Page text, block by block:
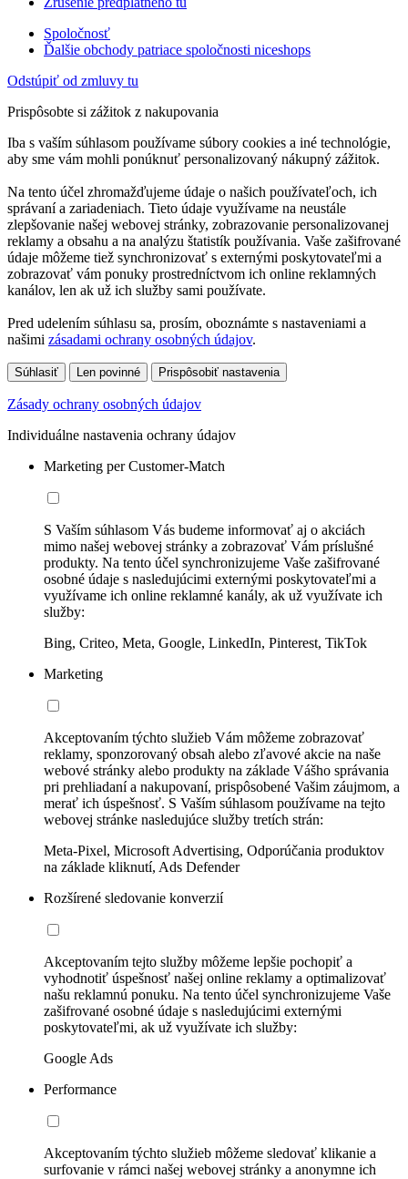
Spoločnosť
Ďalšie obchody patriace spoločnosti niceshops
Odstúpiť od zmluvy tu
Prispôsobte si zážitok z nakupovania
Iba s vaším súhlasom používame súbory cookies a iné technológie,
aby sme vám mohli ponúknuť personalizovaný nákupný zážitok.
Na tento účel zhromažďujeme údaje o našich používateľoch, ich
správaní a zariadeniach. Tieto údaje využívame na neustále
zlepšovanie našej webovej stránky, zobrazovanie personalizovanej
reklamy a obsahu a na analýzu štatistík používania. Vaše zašifrované
údaje môžeme tiež synchronizovať s externými poskytovateľmi a
zobrazovať vám ponuky prostredníctvom ich online reklamných
kanálov, len ak už ich služby sami používate.
Pred udelením súhlasu sa, prosím, oboznámte s nastaveniami a
našimi zásadami ochrany osobných údajov.
Súhlasiť Len povinné Prispôsobiť nastavenia
Zásady ochrany osobných údajov
Individuálne nastavenia ochrany údajov
Marketing per Customer-Match
S Vaším súhlasom Vás budeme informovať aj o akciách
mimo našej webovej stránky a zobrazovať Vám príslušné
produkty. Na tento účel synchronizujeme Vaše zašifrované
osobné údaje s nasledujúcimi externými poskytovateľmi a
využívame ich online reklamné kanály, ak už využívate ich
služby:
Bing, Criteo, Meta, Google, LinkedIn, Pinterest, TikTok
Marketing
Akceptovaním týchto služieb Vám môžeme zobrazovať
reklamy, sponzorovaný obsah alebo zľavové akcie na naše
webové stránky alebo produkty na základe Vášho správania
pri prehliadaní a nakupovaní, prispôsobené Vašim záujmom, a
merať ich úspešnosť. S Vaším súhlasom používame na tejto
webovej stránke nasledujúce služby tretích strán:
Meta-Pixel, Microsoft Advertising, Odporúčania produktov
na základe kliknutí, Ads Defender
Rozšírené sledovanie konverzií
Akceptovaním tejto služby môžeme lepšie pochopiť a
vyhodnotiť úspešnosť našej online reklamy a optimalizovať
našu reklamnú ponuku. Na tento účel synchronizujeme Vaše
zašifrované osobné údaje s nasledujúcimi externými
poskytovateľmi, ak už využívate ich služby:
Google Ads
Performance
Akceptovaním týchto služieb môžeme sledovať klikanie a
surfovanie v rámci našej webovej stránky a anonymne ich